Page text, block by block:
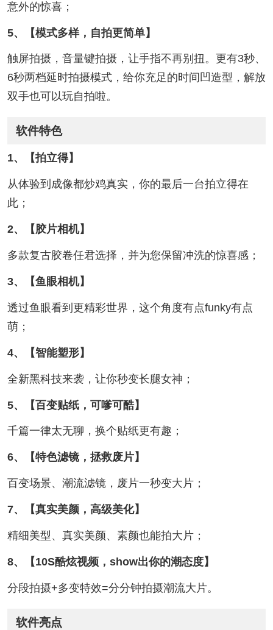
意外的惊喜；
5、【模式多样，自拍更简单】
触屏拍摄，音量键拍摄，让手指不再别扭。更有3秒、
6秒两档延时拍摄模式，给你充足的时间凹造型，解放
双手也可以玩自拍啦。
软件特色
1、【拍立得】
从体验到成像都炒鸡真实，你的最后一台拍立得在
此；
2、【胶片相机】
多款复古胶卷任君选择，并为您保留冲洗的惊喜感；
3、【鱼眼相机】
透过鱼眼看到更精彩世界，这个角度有点funky有点
萌；
4、【智能塑形】
全新黑科技来袭，让你秒变长腿女神；
5、【百变贴纸，可嗲可酷】
千篇一律太无聊，换个贴纸更有趣；
6、【特色滤镜，拯救废片】
百变场景、潮流滤镜，废片一秒变大片；
7、【真实美颜，高级美化】
精细美型、真实美颜、素颜也能拍大片；
8、【10S酷炫视频，show出你的潮态度】
分段拍摄+多变特效=分分钟拍摄潮流大片。
软件亮点